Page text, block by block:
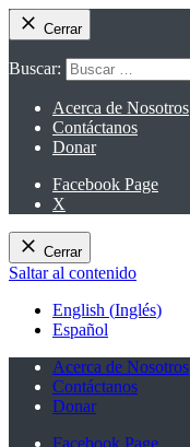
Cerrar
Buscar:
Acerca de Nosotros
Contáctanos
Donar
Facebook Page
X
Cerrar
Saltar al contenido
English (Inglés)
Español
Acerca de Nosotros
Contáctanos
Donar
Facebook Page